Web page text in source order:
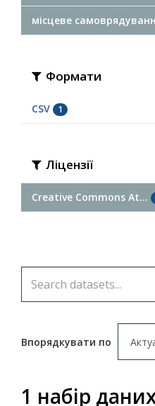
місцеве
Формати
CSV 1
Ліцензії
Creative Commons At...
Впорядкувати по
1 набір